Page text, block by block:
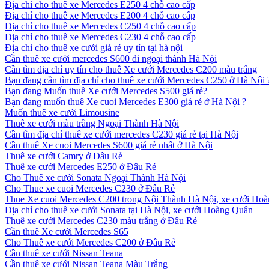
Địa chỉ cho thuê xe Mercedes E250 4 chỗ cao cấp
Địa chỉ cho thuê xe Mercedes E200 4 chỗ cao cấp
Địa chỉ cho thuê xe Mercedes C250 4 chỗ cao cấp
Địa chỉ cho thuê xe Mercedes C230 4 chỗ cao cấp
Địa chỉ cho thuê xe cưới giá rẻ uy tín tại hà nội
Cần thuê xe cưới mercedes S600 đi ngoại thành Hà Nội
Cần tìm địa chỉ uy tín cho thuê Xe cưới Mercedes C200 màu trắng
Bạn đang cần tìm địa chỉ cho thuê xe cưới Mercedes C250 ở Hà Nội
Bạn đang Muốn thuê Xe cưới Mercedes S500 giá rẻ?
Bạn đang muốn thuê Xe cuoi Mercedes E300 giá rẻ ở Hà Nội ?
Muốn thuê xe cưới Limousine
Thuê xe cưới màu trắng Ngoại Thành Hà Nội
Cần tìm địa chỉ thuê xe cưới mercedes C230 giá rẻ tại Hà Nội
Cần thuê Xe cuoi Mercedes S600 giá rẻ nhất ở Hà Nội
Thuê xe cưới Camry ở Đâu Rẻ
Thuê xe cưới Mercedes E250 ở Đâu Rẻ
Cho Thuê xe cưới Sonata Ngoại Thành Hà Nội
Cho Thue xe cuoi Mercedes C230 ở Đâu Rẻ
Thue Xe cuoi Mercedes C200 trong Nội Thành Hà Nội, xe cưới
Địa chỉ cho thuê xe cưới Sonata tại Hà Nội, xe cưới Hoàng Quân
Thuê xe cưới Mercedes C230 màu trắng ở Đâu Rẻ
Cần thuê Xe cưới Mercedes S65
Cho Thuê xe cưới Mercedes C200 ở Đâu Rẻ
Cần thuê xe cưới Nissan Teana
Cần thuê xe cưới Nissan Teana Màu Trắng